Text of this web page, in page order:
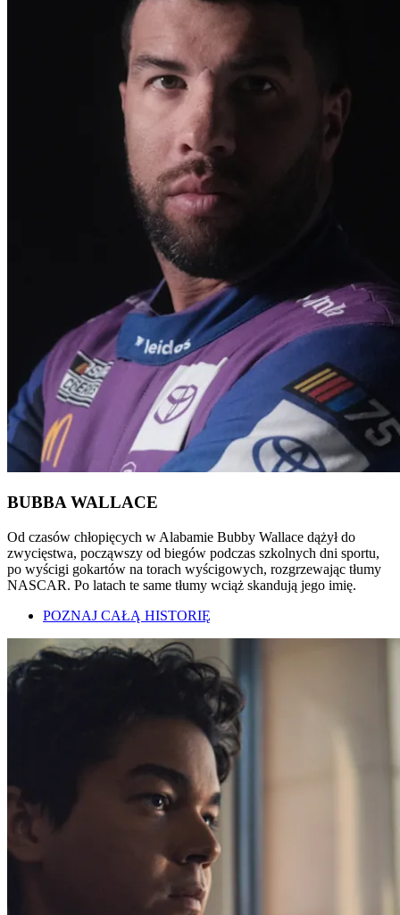
BUBBA WALLACE
Od czasów chłopięcych w Alabamie Bubby Wallace dążył do
zwycięstwa, począwszy od biegów podczas szkolnych dni sportu,
po wyścigi gokartów na torach wyścigowych, rozgrzewając tłumy
NASCAR. Po latach te same tłumy wciąż skandują jego imię.
POZNAJ CAŁĄ HISTORIĘ